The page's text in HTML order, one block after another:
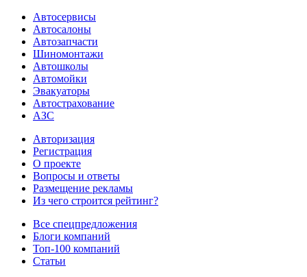
Автосервисы
Автосалоны
Автозапчасти
Шиномонтажи
Автошколы
Автомойки
Эвакуаторы
Автострахование
АЗС
Авторизация
Регистрация
О проекте
Вопросы и ответы
Размещение рекламы
Из чего строится рейтинг?
Все спецпредложения
Блоги компаний
Топ-100 компаний
Статьи